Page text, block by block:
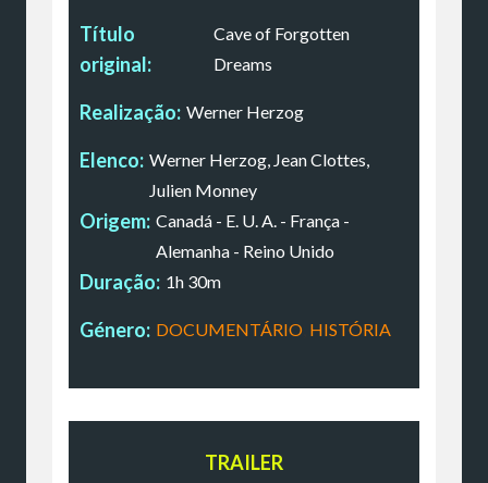
Título
original:
Cave of Forgotten
Dreams
Realização: Werner Herzog
Elenco: Werner Herzog, Jean Clottes,
Julien Monney
Origem: Canadá - E. U. A. - França -
Alemanha - Reino Unido
Duração: 1h 30m
Género: DOCUMENTÁRIO, HISTÓRIA
TRAILER